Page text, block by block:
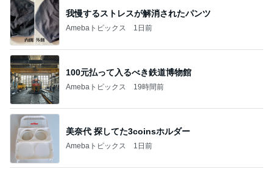
我慢するストレスが解消されたパンツ
Amebaトピックス 1日前
100元払って入るべき鉄道博物館
Amebaトピックス 19時間前
美奈代 探してた3coinsホルダー
Amebaトピックス 1日前